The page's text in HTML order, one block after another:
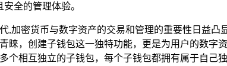
全的管理体验。
,加密货币与数字资产的交易和管理的重要性日益
睐，创建子钱包这一独特功能，更是为用户的数字
个相互独立的子钱包，每个子钱包都拥有属于自己